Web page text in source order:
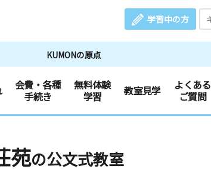
学習中の方
KUMONの原点
会費・各種
手続き
無料体験
学習
教室見学
よくある
ご質問
苑の公文式教室